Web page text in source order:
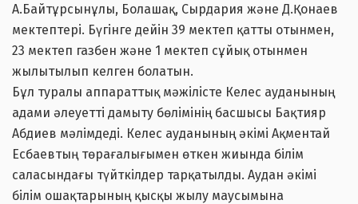
А.Байтұрсынұлы, Болашақ, Сырдария және Д.Қонаев
мектептері. Бүгінге дейін 39 мектеп қатты отынмен,
23 мектеп газбен және 1 мектеп сұйық отынмен
жылытылып келген болатын.
Бұл туралы аппараттық мәжілісте Келес ауданының
адами әлеуетті дамыту бөлімінің басшысы Бақтияр
Абдиев мәлімдеді. Келес ауданының әкімі Ақментай
Есбаевтың төрағалығымен өткен жиында білім
саласындағы түйткілдер тарқатылды. Аудан әкімі
білім ошақтарының қысқы жылу маусымына